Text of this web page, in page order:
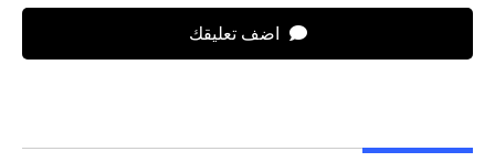
اضف تعليقك